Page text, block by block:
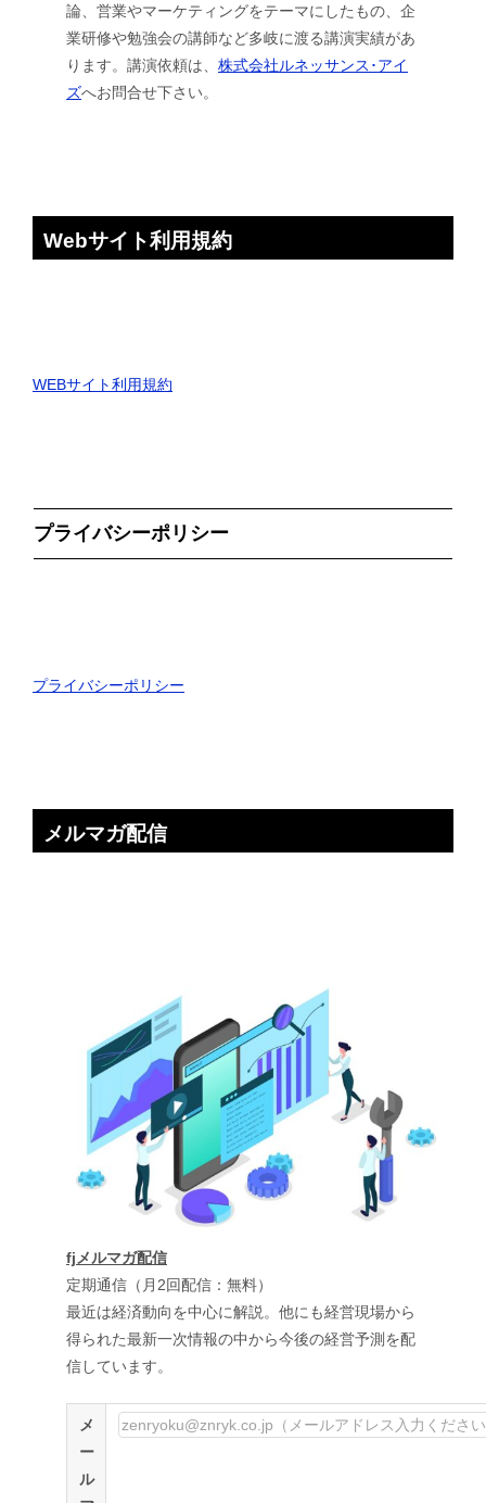
論、営業やマーケティングをテーマにしたもの、企
業研修や勉強会の講師など多岐に渡る講演実績があ
ります。講演依頼は、株式会社ルネッサンス･アイ
ズへお問合せ下さい。
Webサイト利用規約
WEBサイト利用規約
プライバシーポリシー
プライバシーポリシー
メルマガ配信
fjメルマガ配信
定期通信（月2回配信：無料）
最近は経済動向を中心に解説。他にも経営現場から
得られた最新一次情報の中から今後の経営予測を配
信しています。
メ
ー
ル